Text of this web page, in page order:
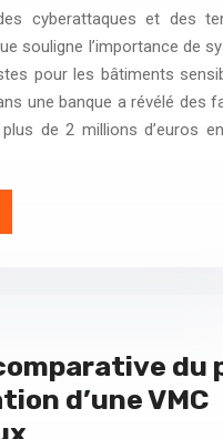
cyberattaques et des
souligne l’importance de
pour les bâtiments
une banque a révélé des
de 2 millions d’euros
du
d’une VMC